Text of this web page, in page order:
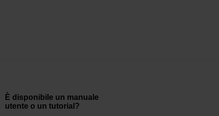
È disponibile un manuale
utente o un tutorial?